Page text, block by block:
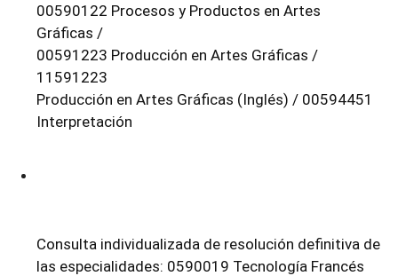
00590122 Procesos y Productos en Artes
Gráficas /
00591223 Producción en Artes Gráficas /
11591223
Producción en Artes Gráficas (Inglés) / 00594451
Interpretación
Consulta individualizada de resolución definitiva de
las especialidades: 0590019 Tecnología Francés